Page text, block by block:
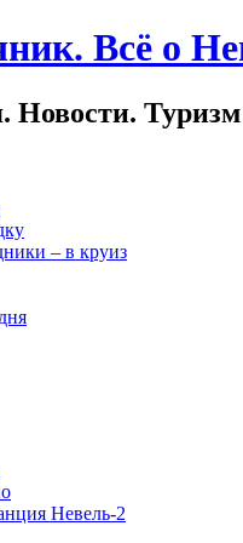
Всё о
Новости. Туризм
– в круиз
Невель-2